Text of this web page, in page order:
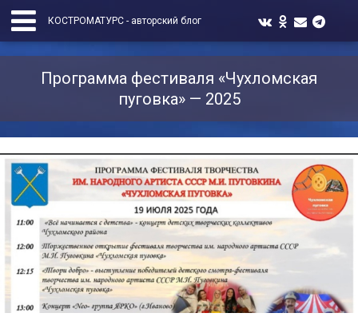
КОСТРОМАТУРС - авторский блог
Программа фестиваля «Чухломская
пуговка» — 2025